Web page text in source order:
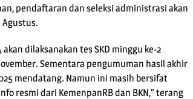
pendaftaran dan seleksi administrasi akan
Agustus.
dilaksanakan tes SKD minggu ke-2
Sementara pengumuman hasil akhir
mendatang. Namun ini masih bersifat
resmi dari KemenpanRB dan BKN,” terang